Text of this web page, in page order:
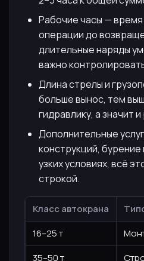
Рабочие часы —
операции до
длительные наряды
важно
Длина стрелы и
больше вынос, тем
гидравлику, а значит
Дополнительные
конструкций,
узких условиях, всё
строкой.
Класс автокрана
16–25 т
35–50 т